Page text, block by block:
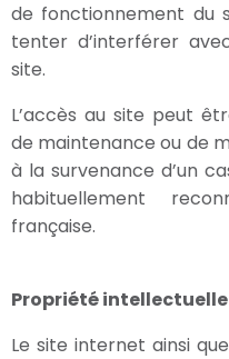
de fonctionnement du
tenter d’interférer
site.
L’accès au site peut
de maintenance ou de
à la survenance d’un
habituellement
française.
Propriété intellectuelle
Le site internet ainsi